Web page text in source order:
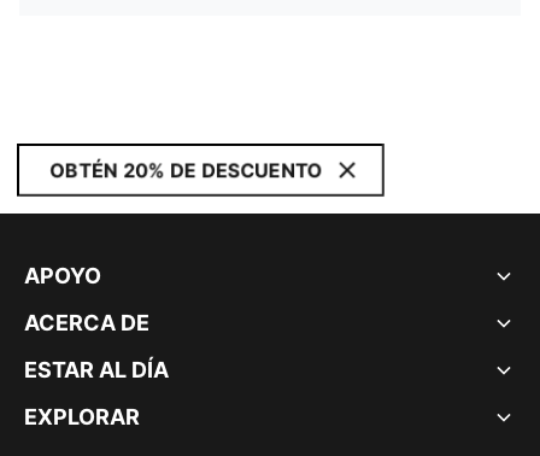
OBTÉN 20% DE DESCUENTO
APOYO
ACERCA DE
ESTAR AL DÍA
EXPLORAR